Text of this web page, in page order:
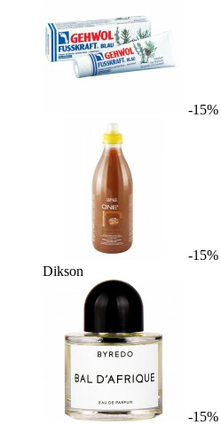
-15%
-15%
Dikson
-15%